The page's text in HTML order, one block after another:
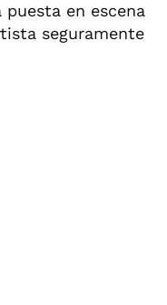
en escena
seguramente